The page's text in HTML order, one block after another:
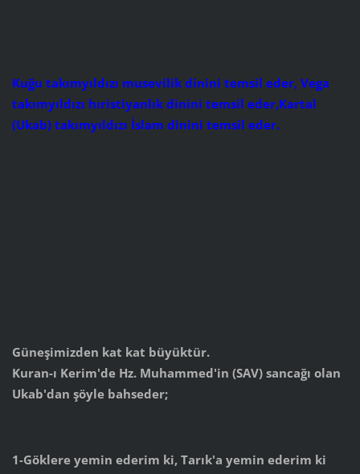
Kuğu takımyıldızı musevilik dinini temsil eder, Vega
takımyıldızı hıristiyanlık dinini temsil eder,Kartal
(Ukab) takımyıldızı İslam dinini temsil eder.
Güneşimizden kat kat büyüktür.
Kuran-ı Kerim'de Hz. Muhammed'in (SAV) sancağı olan
Ukab'dan şöyle bahseder;
1-Göklere yemin ederim ki, Tarık'a yemin ederim ki